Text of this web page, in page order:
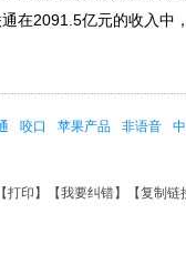
在2091.5亿元的收入中
咬口 苹果产品 非语音
【打印 】【我要纠错】【复制链